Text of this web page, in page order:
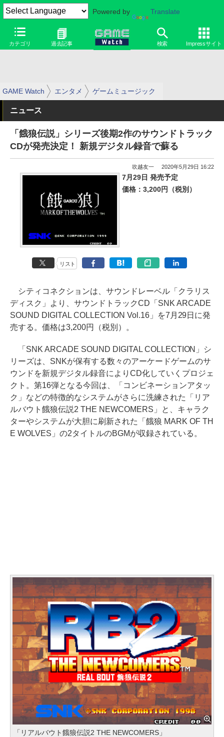
Powered by Translate
カテゴリ 過去記事 検索 Impressサイト
GAME Watch エンタメ ゲームミュージック
ニュース
「餓狼伝説」シリーズ後期2作のサウンドトラック
CDが発売決定！ 新規デジタル録音で蘇る
吹越友一 2020年5月29日 16:22
7月29日 発売予定
価格：3,200円（税別）
リスト
シティコネクションは、サウンドレーベル「クラリス
ディスク」より、サウンドトラックCD「SNK ARCADE
SOUND DIGITAL COLLECTION Vol.16」を7月29日に発
売する。価格は3,200円（税別）。
「SNK ARCADE SOUND DIGITAL COLLECTION」シ
リーズは、SNKが保有する数々のアーケードゲームのサ
ウンドを新規デジタル録音によりCD化していくプロジェ
クト。第16弾となる今回は、「コンビネーションアタッ
ク」などの特徴的なシステムがさらに洗練された「リア
ルバウト餓狼伝説2 THE NEWCOMERS」と、キャラク
ターやシステムが大胆に刷新された「餓狼 MARK OF TH
E WOLVES」の2タイトルのBGMが収録されている。
「リアルバウト餓狼伝説2 THE NEWCOMERS」